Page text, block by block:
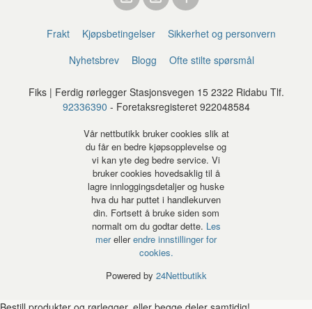
Frakt Kjøpsbetingelser
Sikkerhet og personvern
Nyhetsbrev
Blogg Ofte stilte spørsmål
Fiks | Ferdig rørlegger Stasjonsvegen 15 2322 Ridabu Tlf.
92336390 - Foretaksregisteret 922048584
Vår nettbutikk bruker cookies slik at
du får en bedre kjøpsopplevelse og
vi kan yte deg bedre service. Vi
bruker cookies hovedsaklig til å
lagre innloggingsdetaljer og huske
hva du har puttet i handlekurven
din. Fortsett å bruke siden som
normalt om du godtar dette. Les
merellerendre innstillinger for
cookies.
Powered by 24Nettbutikk